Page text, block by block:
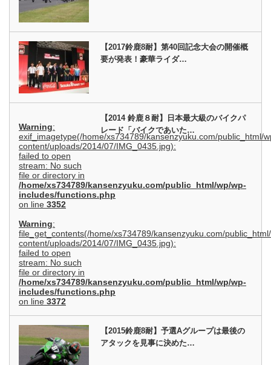
【2017鈴鹿8耐】第40回記念大会の開催概
要が発表！豪華ライダ…
Warning:
exif_imagetype(/home/xs734789/kansenzyuku.com/public_html/
content/uploads/2014/07/IMG_0435.jpg):
failed to open
stream: No such
file or directory in
/home/xs734789/kansenzyuku.com/public_html/wp/wp-
includes/functions.php
on line 3352
Warning:
file_get_contents(/home/xs734789/kansenzyuku.com/
content/uploads/2014/07/IMG_0435.jpg):
failed to open
stream: No such
file or directory in
/home/xs734789/kansenzyuku.com/public_html/wp/wp-
includes/functions.php
on line 3372
【2014 鈴鹿８耐】日本最大級のバイクパ
レード「バイクであいた…
【2015鈴鹿8耐】予選Aグループは最後の
アタックを見事に決めた…